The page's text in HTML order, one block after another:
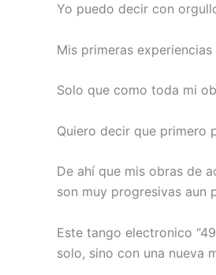
Yo puedo decir con
Mis primeras
Solo que como toda mi
Quiero decir que primero
De ahí que mis obras de
son muy progresivas aun
Este tango electronico
solo, sino con una nueva